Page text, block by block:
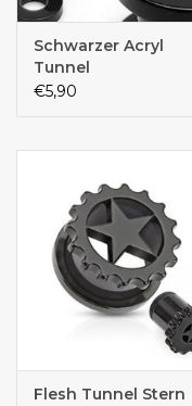
Schwarzer Acryl
Tunnel
€5,90
Flesh Tunnel Stern